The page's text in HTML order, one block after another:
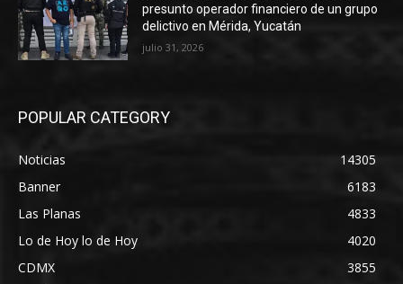
presunto operador financiero de un grupo
delictivo en Mérida, Yucatán
julio 31, 2026
POPULAR CATEGORY
Noticias
14305
Banner
6183
Las Planas
4833
Lo de Hoy lo de Hoy
4020
CDMX
3855